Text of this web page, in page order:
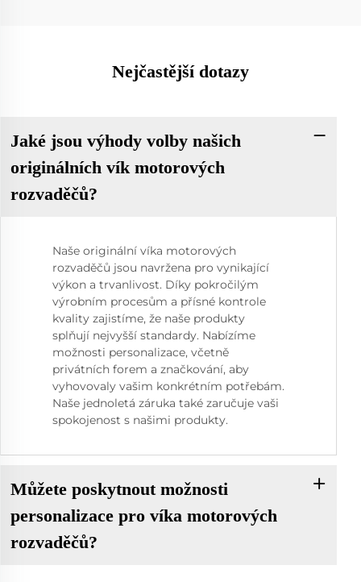
Nejčastější dotazy
Jaké jsou výhody volby našich
originálních vík motorových
rozvaděčů?
Naše originální víka motorových
rozvaděčů jsou navržena pro vynikající
výkon a trvanlivost. Díky pokročilým
výrobním procesům a přísné kontrole
kvality zajistíme, že naše produkty
splňují nejvyšší standardy. Nabízíme
možnosti personalizace, včetně
privátních forem a značkování, aby
vyhovovaly vašim konkrétním potřebám.
Naše jednoletá záruka také zaručuje vaši
spokojenost s našimi produkty.
Můžete poskytnout možnosti
personalizace pro víka motorových
rozvaděčů?